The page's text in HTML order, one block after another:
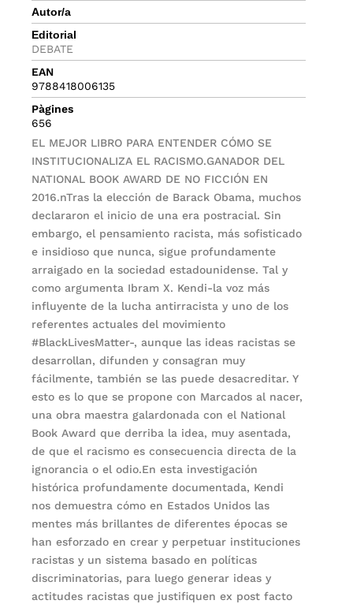
Autor/a
Editorial
DEBATE
EAN
9788418006135
Pàgines
656
EL MEJOR LIBRO PARA ENTENDER CÓMO SE
INSTITUCIONALIZA EL RACISMO.GANADOR DEL
NATIONAL BOOK AWARD DE NO FICCIÓN EN
2016.nTras la elección de Barack Obama, muchos
declararon el inicio de una era postracial. Sin
embargo, el pensamiento racista, más sofisticado
e insidioso que nunca, sigue profundamente
arraigado en la sociedad estadounidense. Tal y
como argumenta Ibram X. Kendi-la voz más
influyente de la lucha antirracista y uno de los
referentes actuales del movimiento
#BlackLivesMatter-, aunque las ideas racistas se
desarrollan, difunden y consagran muy
fácilmente, también se las puede desacreditar. Y
esto es lo que se propone con Marcados al nacer,
una obra maestra galardonada con el National
Book Award que derriba la idea, muy asentada,
de que el racismo es consecuencia directa de la
ignorancia o el odio.En esta investigación
histórica profundamente documentada, Kendi
nos demuestra cómo en Estados Unidos las
mentes más brillantes de diferentes épocas se
han esforzado en crear y perpetuar instituciones
racistas y un sistema basado en políticas
discriminatorias, para luego generar ideas y
actitudes racistas que justifiquen ex post facto